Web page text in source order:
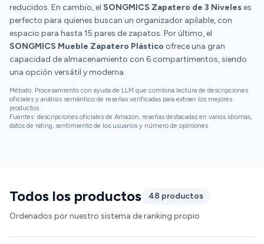
reducidos. En cambio, el SONGMICS Zapatero de 3 Niveles es
perfecto para quienes buscan un organizador apilable, con
espacio para hasta 15 pares de zapatos. Por último, el
SONGMICS Mueble Zapatero Plástico ofrece una gran
capacidad de almacenamiento con 6 compartimentos, siendo
una opción versátil y moderna.
Método: Procesamiento con ayuda de LLM que combina lectura de descripciones
oficiales y análisis semántico de reseñas verificadas para extraer los mejores
productos
Fuentes: descripciones oficiales de Amazon, reseñas destacadas en varios idiomas,
datos de rating, sentimiento de los usuarios y número de opiniones
Todos los productos
48 productos
Ordenados por nuestro sistema de ranking propio